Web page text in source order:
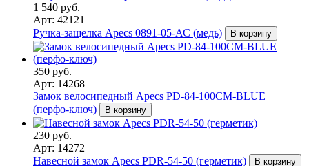
1 540 руб.
Арт: 42121
Ручка-защелка Apecs 0891-05-АС (медь)
В корзину
350 руб.
Арт: 14268
Замок велосипедный Apecs PD-84-100CM-BLUE
(перфо-ключ)
В корзину
230 руб.
Арт: 14272
Навесной замок Apecs PDR-54-50 (герметик)
В корзину